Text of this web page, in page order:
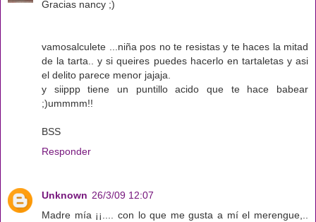
Gracias nancy ;)
vamosalculete ...niña pos no te resistas y te haces la mitad
de la tarta.. y si queires puedes hacerlo en tartaletas y asi
el delito parece menor jajaja.
y siippp tiene un puntillo acido que te hace babear
;)ummmm!!
BSS
Responder
Unknown 26/3/09 12:07
Madre mía ¡¡.... con lo que me gusta a mí el merengue,..